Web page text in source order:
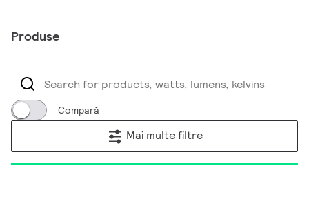
Produse
Compară
Mai multe filtre